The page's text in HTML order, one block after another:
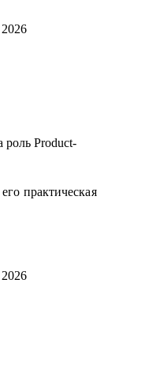
сфере Project/Product- и
2026
роль Product-
практическая
2026